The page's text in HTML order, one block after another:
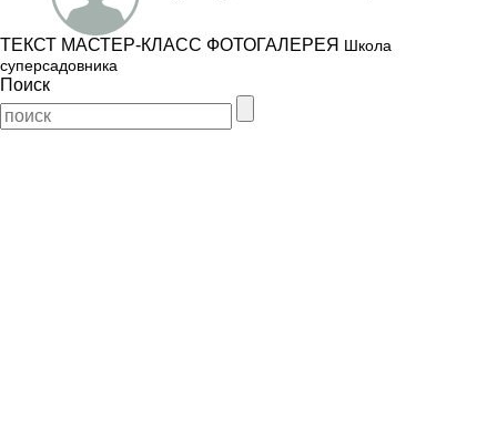
ТЕКСТ МАСТЕР-КЛАСС ФОТОГАЛЕРЕЯ Школа
суперсадовника
Поиск